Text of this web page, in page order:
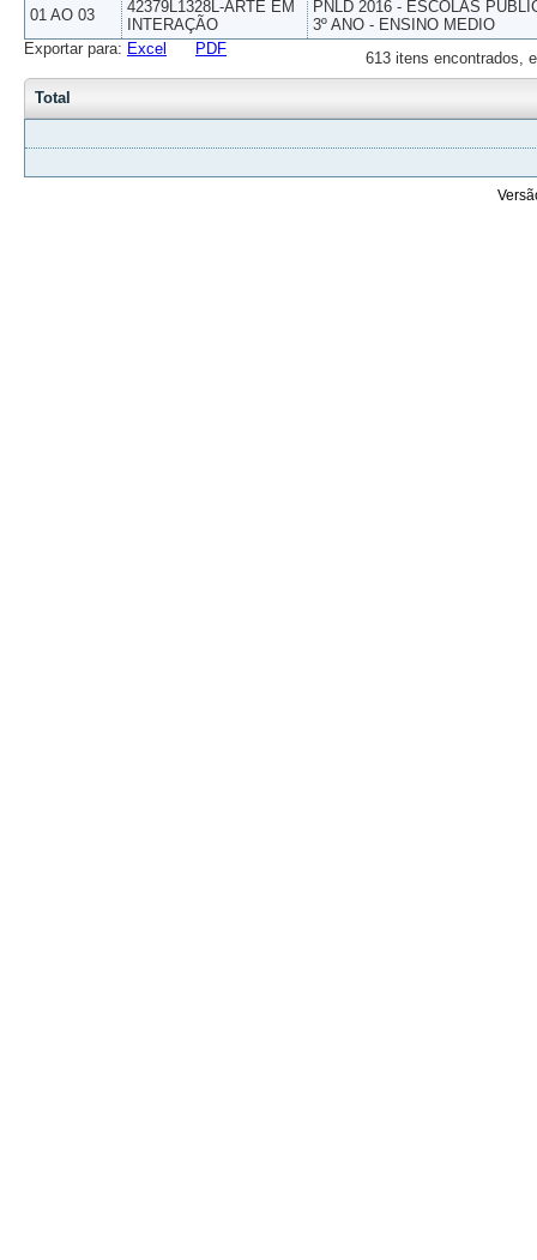
01 AO 03
42379L1328L-ARTE EM
INTERAÇÃO
PNLD 2016 - ESCOLAS
3º ANO - ENSINO MEDIO
613 itens encontrados,
Exportar para: Excel PDF
Total